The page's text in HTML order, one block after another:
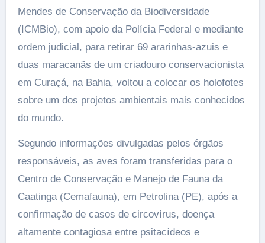
Mendes de Conservação da Biodiversidade
(ICMBio), com apoio da Polícia Federal e mediante
ordem judicial, para retirar 69 ararinhas-azuis e
duas maracanãs de um criadouro conservacionista
em Curaçá, na Bahia, voltou a colocar os holofotes
sobre um dos projetos ambientais mais conhecidos
do mundo.
Segundo informações divulgadas pelos órgãos
responsáveis, as aves foram transferidas para o
Centro de Conservação e Manejo de Fauna da
Caatinga (Cemafauna), em Petrolina (PE), após a
confirmação de casos de circovírus, doença
altamente contagiosa entre psitacídeos e